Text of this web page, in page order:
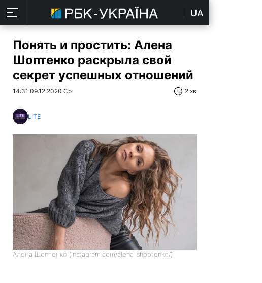
UA
Понять и простить: Алена
Шоптенко раскрыла свой
секрет успешных отношений
14:31 09.12.2020 Ср 2 хв
LITE
Алена Шоптенко (instagram.com/alena_shoptenko/)